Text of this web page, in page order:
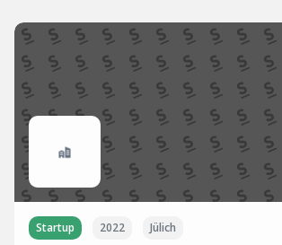
Startup 2022 Jülich